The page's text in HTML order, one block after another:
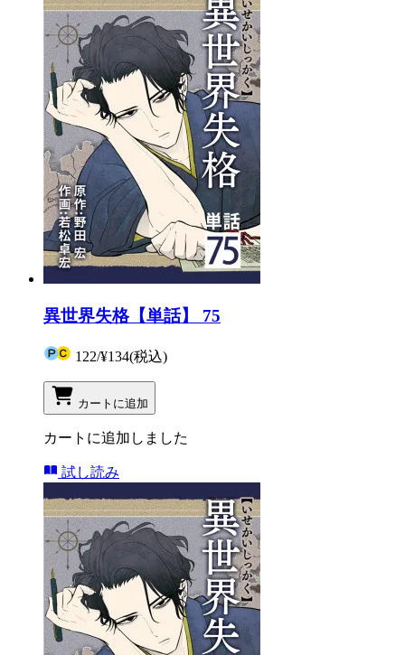
異世界失格【単話】 75
122/¥134(税込)
カートに追加
カートに追加しました
試し読み